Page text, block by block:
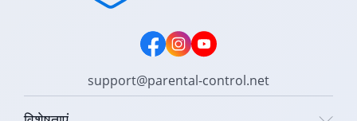
support@parental-control.net